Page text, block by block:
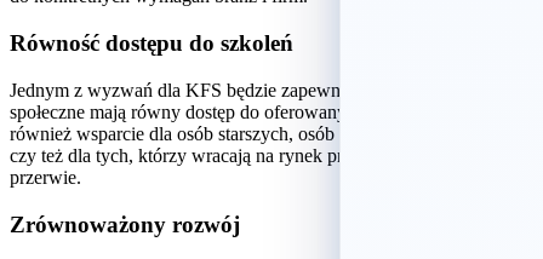
Równość dostępu do szkoleń
Jednym z wyzwań dla KFS będzie zapewnienie, że wszystkie grupy
społeczne mają równy dostęp do oferowanych szkoleń. Oznacza to
również wsparcie dla osób starszych, osób z niepełnosprawnościami
czy też dla tych, którzy wracają na rynek pracy po dłuższej
przerwie.
Zrównoważony rozwój